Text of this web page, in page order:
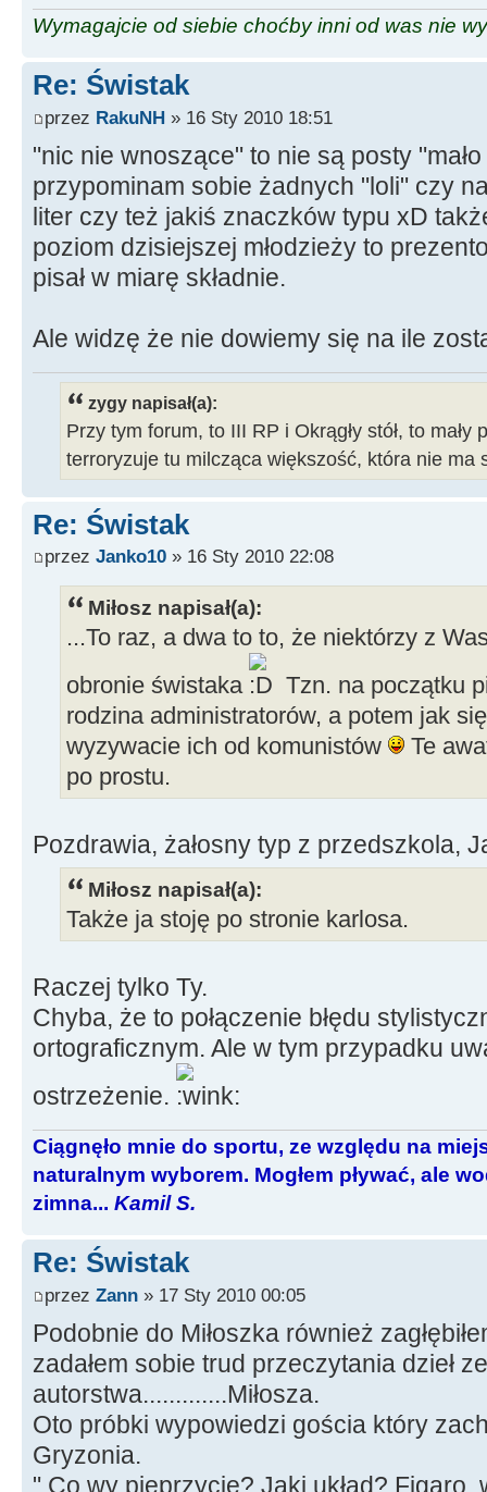
Wymagajcie od siebie choćby inni od was nie
Re: Świstak
przez RakuNH » 16 Sty 2010 18:51
"nic nie wnoszące" to nie są posty
przypominam sobie żadnych "loli" czy
liter czy też jakiś znaczków typu xD
poziom dzisiejszej młodzieży to
pisał w miarę składnie.
Ale widzę że nie dowiemy się na ile
zygy napisał(a):
Przy tym forum, to III RP i Okrągły stół, to
terroryzuje tu milcząca większość, która nie ma
Re: Świstak
przez Janko10 » 16 Sty 2010 22:08
Miłosz napisał(a):
...To raz, a dwa to to, że niektórzy z
obronie świstaka
Tzn. na początku
rodzina administratorów, a potem jak
wyzywacie ich od komunistów
Te
po prostu.
Pozdrawia, żałosny typ z przedszkola,
Miłosz napisał(a):
Także ja stoję po stronie karlosa.
Raczej tylko Ty.
Chyba, że to połączenie błędu
ortograficznym. Ale w tym przypadku
ostrzeżenie.
Ciągnęło mnie do sportu, ze względu na
naturalnym wyborem. Mogłem pływać, ale
zimna... Kamil S.
Re: Świstak
przez Zann » 17 Sty 2010 00:05
Podobnie do Miłoszka również
zadałem sobie trud przeczytania dzieł
autorstwa.............Miłosza.
Oto próbki wypowiedzi gościa który
Gryzonia.
" Co wy pieprzycie? Jaki układ? Figaro,